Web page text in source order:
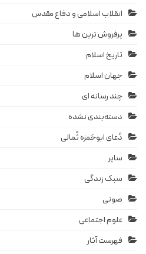
انقلاب اسلامی و دفاع مقدس
پرفروش ترین ها
تاریخ اسلام
جهان اسلام
چند رسانه ای
دسته‌بندی نشده
دُعای ابوحَمزه ثُمالی
سایر
سبک زندگی
صوتی
علوم اجتماعی
فهرست آثار